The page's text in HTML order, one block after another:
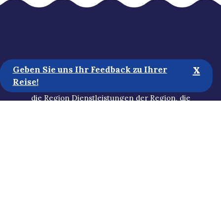
goSaimaa sammelt die wichtigsten wichtigsten
touristischen Informationen der Region
Lappeenranta und der Region Imatra. Entdecken Sie
die Region Dienstleistungen der Region, die
Geben Sie uns Ihr Feedback zu Ihrer
Reise!
x